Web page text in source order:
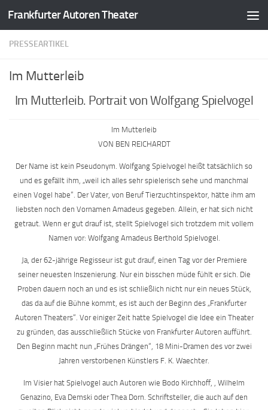
Zum Inhalt springen
Frankfurter Autoren Theater
PRESSEARTIKEL
Im Mutterleib
Im Mutterleib. Portrait von Wolfgang Spielvogel
Im Mutterleib
VON BEN REICHARDT
Der Name ist kein Pseudonym. Wolfgang Spielvogel heißt tatsächlich so
und es gefällt ihm, „weil ich alles sehr spielerisch sehe und manchmal
einen Vogel habe“. Der Vater, von Beruf Tierzuchtinspektor, hätte ihm am
liebsten noch den Vornamen Amadeus gegeben. Allein, er hat sich nicht
getraut. Wenn er gut drauf ist, stellt Spielvogel sich trotzdem mit vollem
Namen vor: Wolfgang Amadeus Berthold Spielvogel.
Ja, der 62-jährige Regisseur ist gut drauf, einen Tag vor der Premiere
seiner neuesten Inszenierung. Nur ein bisschen müde fühlt er sich. Die
Proben dauern noch an und es ist schließlich nicht nur ein neues Stück,
das da auf die Bühne kommt, es ist auch der Beginn des „Frankfurter
Autoren Theaters“. Vor einiger Zeit hatte Spielvogel die Idee ein Theater
zu gründen, das ausschließlich Stücke von Frankfurter Autoren aufführt.
Den Beginn macht nun „Frühes Drängen“, 18 Mini-Dramen des vor zwei
Jahren verstorbenen Künstlers F. K. Waechter.
Im Visier hat Spielvogel auch Autoren wie Bodo Kirchhoff, , Wilhelm
Genazino, Eva Demski oder Thea Dorn. Schriftsteller, die auch auf den